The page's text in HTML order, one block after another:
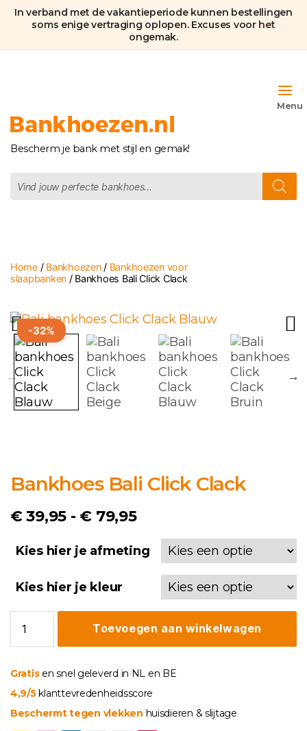
In verband met de vakantieperiode kunnen bestellingen
soms enige vertraging oplopen. Excuses voor het
ongemak.
Bankhoezen.nl
Bescherm je bank met stijl en gemak!
zoeken
Home/ Bankhoezen/ Bankhoezen voor
slaapbanken / Bankhoes Bali Click Clack
-32%
Bankhoes Bali Click Clack
€39,95 - € 79,95Prijsklasse:
€ 39,95
tot
€ 79,95
Kies hier je afmeting
Kies hier je kleur
Bankhoes
Bali
Click
aantal
Toevoegen aan winkelwagen
Gratisen snel geleverd in NL en BE
4,9/5 klanttevredenheidsscore
Beschermt tegen vlekken huisdieren & slijtage